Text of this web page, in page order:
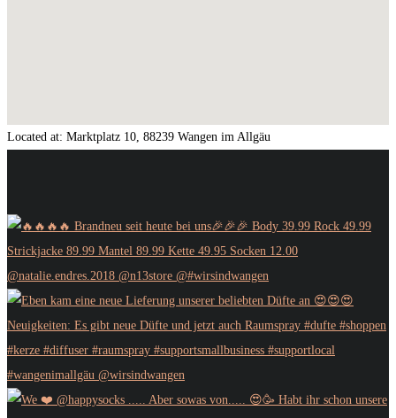
Located at: Marktplatz 10, 88239 Wangen im Allgäu